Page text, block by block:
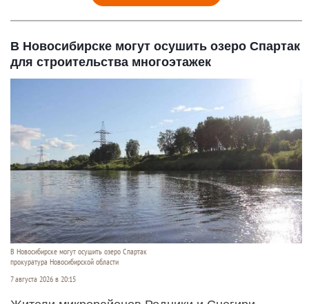
В Новосибирске могут осушить озеро Спартак
для строительства многоэтажек
В Новосибирске могут осушить озеро Спартак
прокуратура Новосибирской области
7 августа 2026 в 20:15